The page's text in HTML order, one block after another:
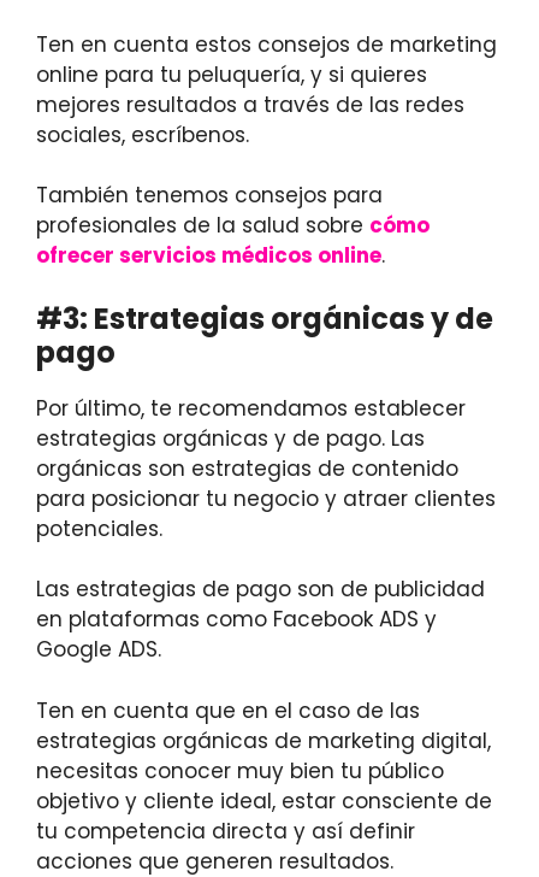
Ten en cuenta estos consejos de marketing
online para tu peluquería, y si quieres
mejores resultados a través de las redes
sociales, escríbenos.
También tenemos consejos para
profesionales de la salud sobre cómo
ofrecer servicios médicos online.
#3: Estrategias orgánicas y de
pago
Por último, te recomendamos establecer
estrategias orgánicas y de pago. Las
orgánicas son estrategias de contenido
para posicionar tu negocio y atraer clientes
potenciales.
Las estrategias de pago son de publicidad
en plataformas como Facebook ADS y
Google ADS.
Ten en cuenta que en el caso de las
estrategias orgánicas de marketing digital,
necesitas conocer muy bien tu público
objetivo y cliente ideal, estar consciente de
tu competencia directa y así definir
acciones que generen resultados.